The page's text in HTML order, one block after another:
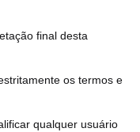
final desta
os termos e
qualquer usuário